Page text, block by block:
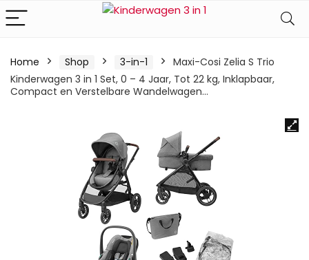
Home Shop 3-in-1
Maxi-Cosi Zelia S Trio
Kinderwagen 3 in 1 Set, 0 – 4 Jaar, Tot 22 kg, Inklapbaar,
Compact en Verstelbare Wandelwagen…